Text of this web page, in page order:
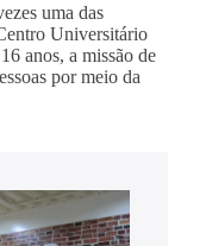
uma das
Universitário
anos, a missão de
por meio da